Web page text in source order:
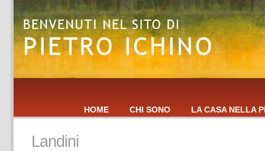
HOME CHI SONO LA CASA NELLA
Landini